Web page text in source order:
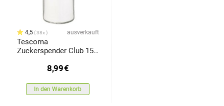
4,5 38x ausverkauft
Tescoma
Zuckerspender Club 150
8,99€
In den Warenkorb